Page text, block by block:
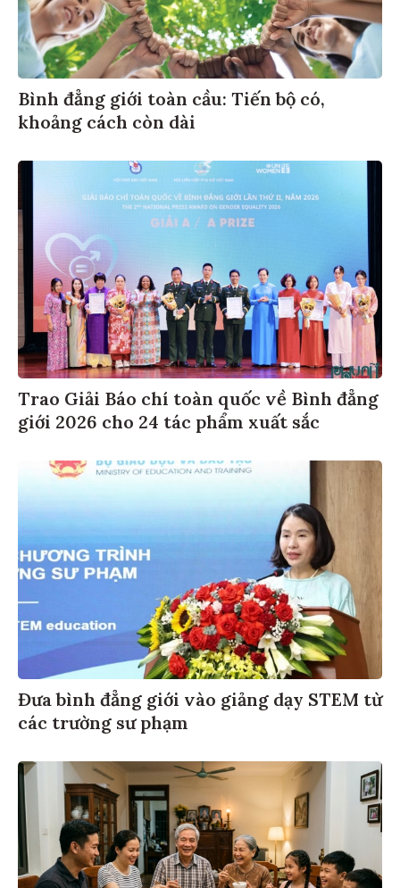
Bình đẳng giới toàn cầu: Tiến bộ có,
khoảng cách còn dài
Trao Giải Báo chí toàn quốc về Bình đẳng
giới 2026 cho 24 tác phẩm xuất sắc
Đưa bình đẳng giới vào giảng dạy STEM từ
các trường sư phạm